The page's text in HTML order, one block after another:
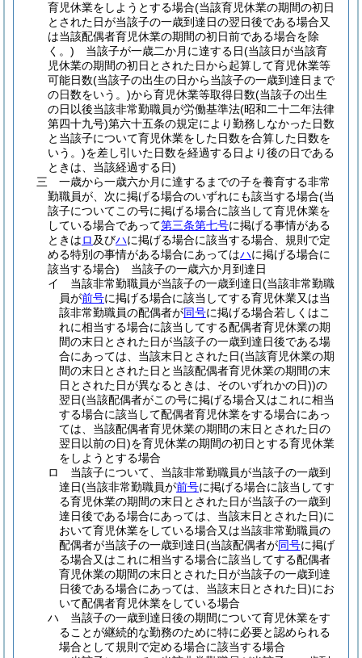
育児休業をしようとする場合(当該育児休業の期間の初日
とされた日が当該子の一歳到達日の翌日後である場合又
は当該配偶者育児休業の期間の初日前である場合を除
く。) 当該子が一歳二か月に達する日(当該日が当該育
児休業の期間の初日とされた日から起算して育児休業等
可能日数(当該子の出生の日から当該子の一歳到達日まで
の日数をいう。)から育児休業等取得日数(当該子の出生
の日以後当該非常勤職員が労働基準法(昭和二十二年法律
第四十九号)第六十五条の規定により勤務しなかった日数
と当該子について育児休業をした日数を合算した日数を
いう。)を差し引いた日数を経過する日より後の日である
ときは、当該経過する日)
三
一歳から一歳六か月に達するまでの子を養育する非常
勤職員が、次に掲げる場合のいずれにも該当する場合(当
該子についてこの号に掲げる場合に該当して育児休業を
している場合であって第三条第七号に掲げる事情がある
ときはロ及びハに掲げる場合に該当する場合、規則で定
める特別の事情がある場合にあってはハに掲げる場合に
該当する場合) 当該子の一歳六か月到達日
イ
当該非常勤職員が当該子の一歳到達日(当該非常勤職
員が前号に掲げる場合に該当してする育児休業又は当
該非常勤職員の配偶者が同号に掲げる場合若しくはこ
れに相当する場合に該当してする配偶者育児休業の期
間の末日とされた日が当該子の一歳到達日後である場
合にあっては、当該末日とされた日(当該育児休業の期
間の末日とされた日と当該配偶者育児休業の期間の末
日とされた日が異なるときは、そのいずれかの日))の
翌日(当該配偶者がこの号に掲げる場合又はこれに相当
する場合に該当して配偶者育児休業をする場合にあっ
ては、当該配偶者育児休業の期間の末日とされた日の
翌日以前の日)を育児休業の期間の初日とする育児休業
をしようとする場合
ロ
当該子について、当該非常勤職員が当該子の一歳到
達日(当該非常勤職員が前号に掲げる場合に該当してす
る育児休業の期間の末日とされた日が当該子の一歳到
達日後である場合にあっては、当該末日とされた日)に
おいて育児休業をしている場合又は当該非常勤職員の
配偶者が当該子の一歳到達日(当該配偶者が同号に掲げ
る場合又はこれに相当する場合に該当してする配偶者
育児休業の期間の末日とされた日が当該子の一歳到達
日後である場合にあっては、当該末日とされた日)にお
いて配偶者育児休業をしている場合
ハ
当該子の一歳到達日後の期間について育児休業をす
ることが継続的な勤務のために特に必要と認められる
場合として規則で定める場合に該当する場合